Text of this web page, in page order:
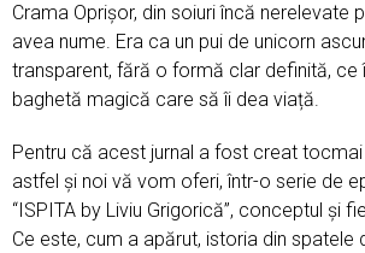
Crama Oprișor, din soiuri încă nerelevate
avea nume. Era ca un pui de unicorn
transparent, fără o formă clar definită,
baghetă magică care să îi dea viață.
Pentru că acest jurnal a fost creat
astfel și noi vă vom oferi, într-o serie de
“ISPITA by Liviu Grigorică”, conceptul și
Ce este, cum a apărut, istoria din spatele